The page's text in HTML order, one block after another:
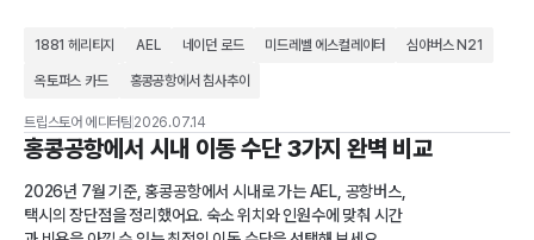
1881 헤리티지 AEL 네이던 로드 미드레벨 에스컬레이터 심야버스 N21
옥토퍼스 카드 홍콩공항에서 침사추이
트립스토어 에디터팀 2026.07.14
홍콩공항에서 시내 이동 수단 3가지 완벽 비교
2026년 7월 기준, 홍콩공항에서 시내로 가는 AEL, 공항버스,
택시의 장단점을 정리했어요. 숙소 위치와 인원수에 맞춰 시간